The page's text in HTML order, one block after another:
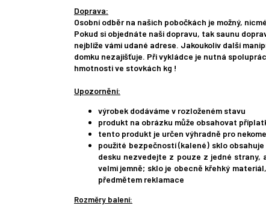
Doprava:
Osobní odběr na našich pobočkách je možný,
Pokud si objednáte naši dopravu, tak saunu
nejblíže vámi udané adrese. Jakoukoliv další
domku nezajišťuje. Při vykládce je nutná
hmotnosti ve stovkách kg !
Upozornění:
výrobek dodáváme v rozloženém stavu
produkt na obrázku může obsahovat
tento produkt je určen výhradně pro
použité bezpečností (kalené) sklo
desku nezvedejte z pouze z jedné strany,
velmi jemně; sklo je obecně křehký
předmětem reklamace
Rozměry balení: